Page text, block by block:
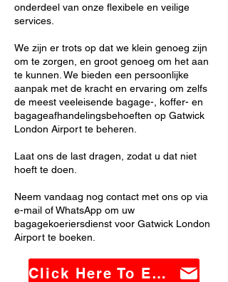
onderdeel van onze flexibele en veilige
services.
We zijn er trots op dat we klein genoeg zijn
om te zorgen, en groot genoeg om het aan
te kunnen. We bieden een persoonlijke
aanpak met de kracht en ervaring om zelfs
de meest veeleisende bagage-, koffer- en
bagageafhandelingsbehoeften op Gatwick
London Airport te beheren.
Laat ons de last dragen, zodat u dat niet
hoeft te doen.
Neem vandaag nog contact met ons op via
e-mail of WhatsApp om uw
bagagekoeriersdienst voor Gatwick London
Airport te boeken.
Click Here To Email Us